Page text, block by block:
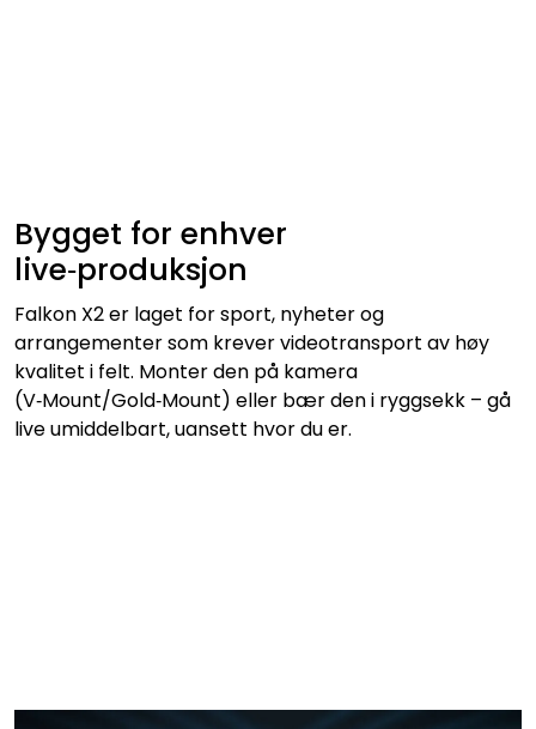
Bygget for enhver
live‑produksjon
Falkon X2 er laget for sport, nyheter og
arrangementer som krever videotransport av høy
kvalitet i felt. Monter den på kamera
(V‑Mount/Gold‑Mount) eller bær den i ryggsekk – gå
live umiddelbart, uansett hvor du er.